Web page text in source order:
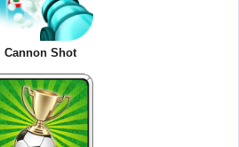
Cannon Shot